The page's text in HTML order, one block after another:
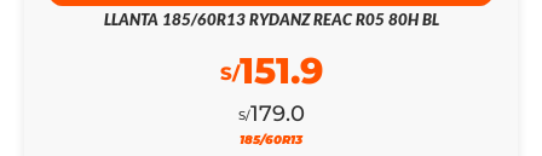
LLANTA 185/60R13 RYDANZ REAC R05 80H BL
S/179.0
S/151.9
185/60R13